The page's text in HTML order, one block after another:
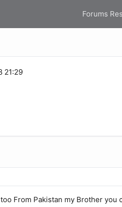
Forums
21:29
From Pakistan my Brother